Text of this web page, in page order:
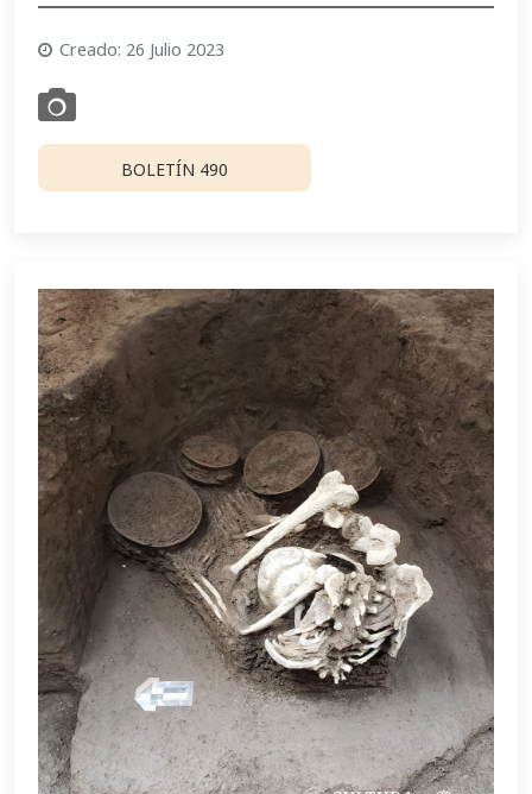
Creado: 26 Julio 2023
BOLETÍN 490